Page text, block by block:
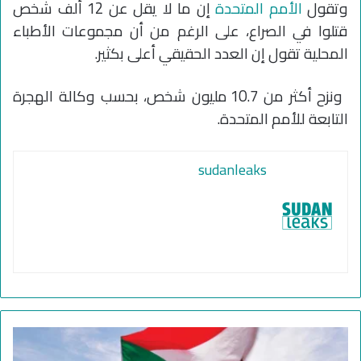
وتقول الأمم المتحدة
إن ما لا يقل عن 12 ألف شخص
قتلوا في الصراع، على الرغم من أن مجموعات الأطباء
المحلية تقول إن العدد الحقيقي أعلى بكثير.
ونزح أكثر من 10.7 مليون شخص، بحسب وكالة الهجرة
التابعة للأمم المتحدة.
sudanleaks